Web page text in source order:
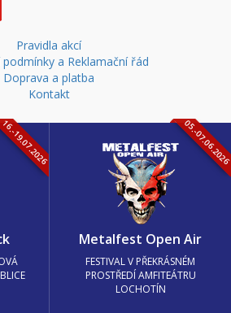
Pravidla akcí
a Reklamační řád
Doprava a platba
Kontakt
16.-19.07.2026 05.-
Metalfest Open Air
FESTIVAL V PŘEKRÁSNÉM
PROSTŘEDÍ AMFITEÁTRU
LOCHOTÍN